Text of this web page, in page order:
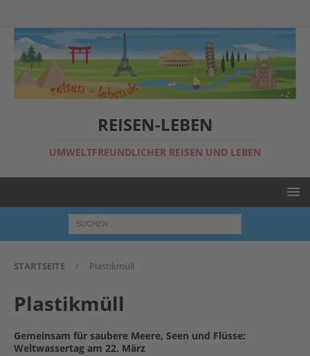
REISEN-LEBEN
UMWELTFREUNDLICHER REISEN UND LEBEN
STARTSEITE Plastikmüll
Plastikmüll
Gemeinsam für saubere Meere, Seen und Flüsse:
Weltwassertag am 22. März